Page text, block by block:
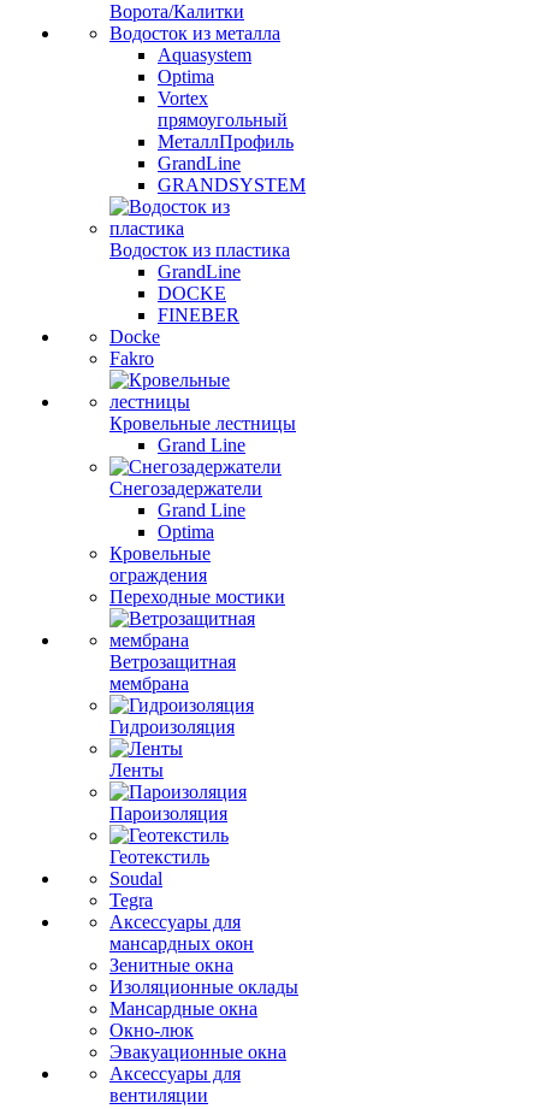
Ворота/Калитки
Водосток из металла
Aquasystem
Optima
Vortex
прямоугольный
МеталлПрофиль
GrandLine
GRANDSYSTEM
Водосток из пластика
GrandLine
DOCKE
FINEBER
Docke
Fakro
Кровельные лестницы
Grand Line
Снегозадержатели
Grand Line
Optima
Кровельные
ограждения
Переходные мостики
Ветрозащитная
мембрана
Гидроизоляция
Ленты
Пароизоляция
Геотекстиль
Soudal
Tegra
Аксессуары для
мансардных окон
Зенитные окна
Изоляционные оклады
Мансардные окна
Окно-люк
Эвакуационные окна
Аксессуары для
вентиляции